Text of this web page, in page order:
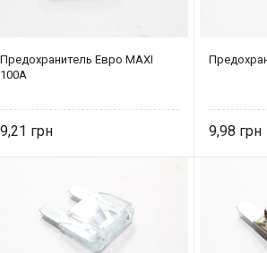
Предохранитель Eвро MAXI
100A
9,21 9,98